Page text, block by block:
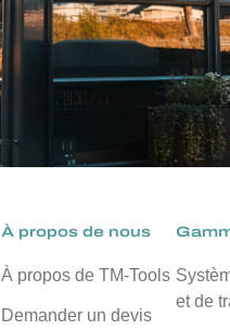
À propos de nous
À propos de TM-Tools
Demander un devis
et de